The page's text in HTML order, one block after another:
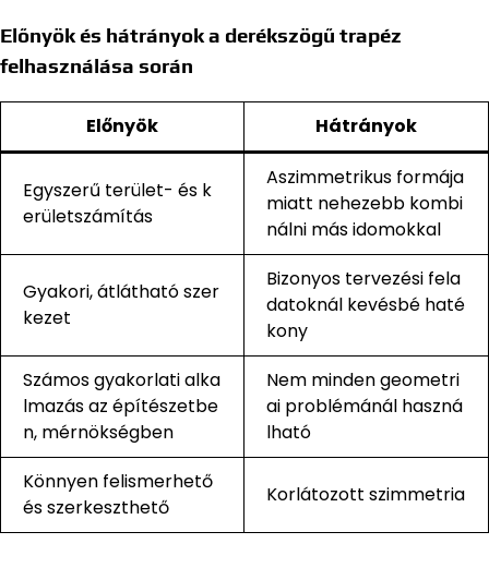
Előnyök és hátrányok a derékszögű trapéz
felhasználása során
Előnyök Hátrányok
Egyszerű terület- és k
erületszámítás
Aszimmetrikus formája
miatt nehezebb kombi
nálni más idomokkal
Gyakori, átlátható szer
kezet
Bizonyos tervezési fela
datoknál kevésbé haté
kony
Számos gyakorlati alka
lmazás az építészetbe
n, mérnökségben
Nem minden geometri
ai problémánál haszná
lható
Könnyen felismerhető
és szerkeszthető
Korlátozott szimmetria